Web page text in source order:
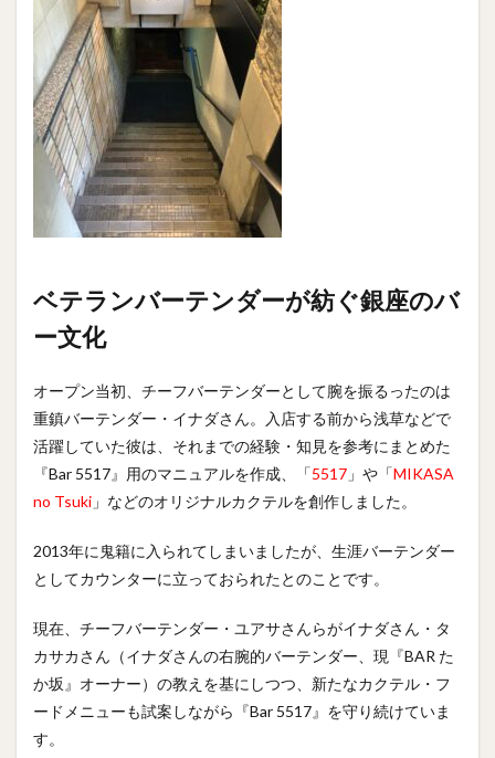
ベテランバーテンダーが紡ぐ銀座のバ
ー文化
オープン当初、チーフバーテンダーとして腕を振るったのは
重鎮バーテンダー・イナダさん。入店する前から浅草などで
活躍していた彼は、それまでの経験・知見を参考にまとめた
『Bar 5517』用のマニュアルを作成、「5517 」や「MIKASA
no Tsuki 」などのオリジナルカクテルを創作しました。
2013年に鬼籍に入られてしまいましたが、生涯バーテンダー
としてカウンターに立っておられたとのことです。
現在、チーフバーテンダー・ユアサさんらがイナダさん・タ
カサカさん（イナダさんの右腕的バーテンダー、現『BAR た
か坂』オーナー）の教えを基にしつつ、新たなカクテル・フ
ードメニューも試案しながら『Bar 5517』を守り続けていま
す。